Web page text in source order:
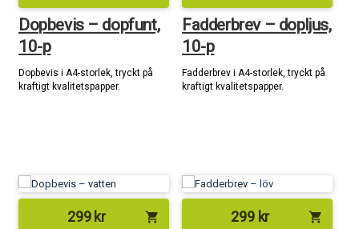
Dopbevis – dopfunt,
10-p
Dopbevis i A4-storlek, tryckt på
kraftigt kvalitetspapper.
Fadderbrev – dopljus,
10-p
Fadderbrev i A4-storlek, tryckt på
kraftigt kvalitetspapper.
299kr shopping_cart 299 kr shopping_cart